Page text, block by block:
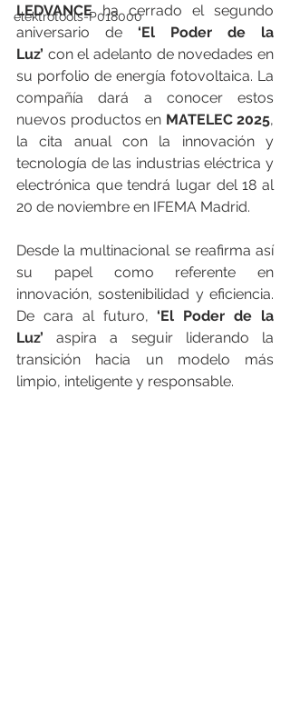
elektrotools-P018000
LEDVANCE ha cerrado el segundo
aniversario de ‘El Poder de la
Luz’ con el adelanto de novedades en
su porfolio de energía fotovoltaica. La
compañía dará a conocer estos
nuevos productos en MATELEC 2025,
la cita anual con la innovación y
tecnología de las industrias eléctrica y
electrónica que tendrá lugar del 18 al
20 de noviembre en IFEMA Madrid.
Desde la multinacional se reafirma así
su papel como referente en
innovación, sostenibilidad y eficiencia.
De cara al futuro, ‘El Poder de la
Luz’ aspira a seguir liderando la
transición hacia un modelo más
limpio, inteligente y responsable.